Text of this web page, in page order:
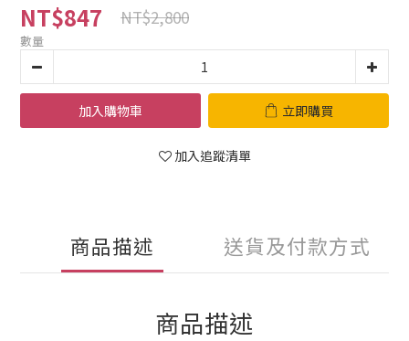
NT$847 NT$2,800
數量
加入購物車 立即購買
加入追蹤清單
商品描述 送貨及付款方式
商品描述